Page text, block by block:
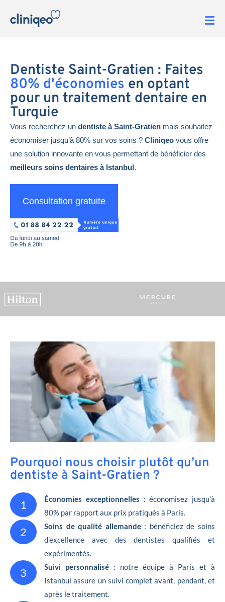
Dentiste Saint-Gratien : Faites
80% d'économies en optant
pour un traitement dentaire en
Turquie
Vous recherchez un dentiste à Saint-Gratien mais souhaitez
économiser jusqu’à 80% sur vos soins ? Cliniqeo vous offre
une solution innovante en vous permettant de bénéficier des
meilleurs soins dentaires à Istanbul.
Consultation gratuite
Pourquoi nous choisir plutôt qu’un
dentiste à Saint-Gratien ?
1 Économies exceptionnelles : économisez jusqu’à
80% par rapport aux prix pratiqués à Paris.
2 Soins de qualité allemande: bénéficiez de soins
d’excellence avec des dentistes qualifiés et
expérimentés.
3 Suivi personnalisé : notre équipe à Paris et à
Istanbul assure un suivi complet avant, pendant, et
après le traitement.